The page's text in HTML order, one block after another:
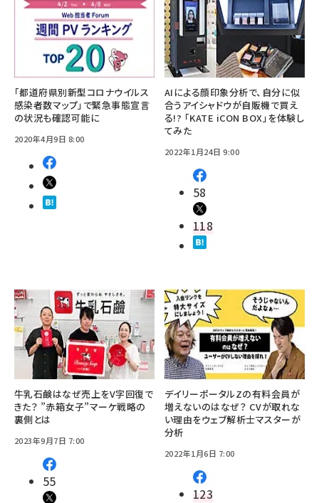
「都道府県別新型コロナウイルス
感染者数マップ」で緊急事態宣言
の状況も確認可能に
2020年4月9日 8:00
AIによる顔印象分析で、自分に似
合うアイシャドウが自販機で買え
る!? 「KATE iCON BOX」を体験し
てみた
2022年1月24日 9:00
58
118
牛乳石鹸はなぜ売上をV字回復で
きた？ ”赤箱女子”マーケ戦略の
裏側とは
2023年9月7日 7:00
55
デイリーポータルZの有料会員が
増えないのはなぜ？ CVが取れな
い理由をウェブ解析士マスターが
分析
2022年1月6日 7:00
123